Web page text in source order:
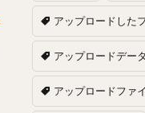
アップロードした
アップロードデータ
アップロードファ